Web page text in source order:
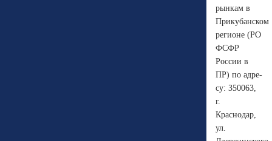
рынкам в
Прикубанском
регионе (РО
ФСФР
России в
ПР) по адре-
су: 350063,
г.
Краснодар,
ул.